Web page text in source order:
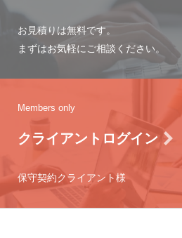
お見積りは無料です。
まずはお気軽にご相談ください。
Members only
クライアントログイン
保守契約クライアント様